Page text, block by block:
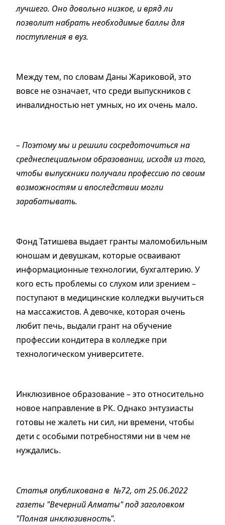
лучшего. Оно довольно низкое, и вряд ли
позволит набрать необходимые баллы для
поступления в вуз.
Между тем, по словам Даны Жариковой, это
вовсе не означает, что среди выпускников с
инвалидностью нет умных, но их очень мало.
– Поэтому мы и решили сосредоточиться на
среднеспециальном образовании, исходя из того,
чтобы выпускники получали профессию по своим
возможностям и впоследствии могли
зарабатывать.
Фонд Татишева выдает гранты маломобильным
юношам и девушкам, которые осваивают
информационные технологии, бухгалтерию. У
кого есть проблемы со слухом или зрением –
поступают в медицинские колледжи выучиться
на массажистов. А девочке, которая очень
любит печь, выдали грант на обучение
профессии кондитера в колледже при
технологическом университете.
Инклюзивное образование – это относительно
новое направление в РК. Однако энтузиасты
готовы не жалеть ни сил, ни времени, чтобы
дети с особыми потребностями ни в чем не
нуждались.
Статья опубликована в №72, от 25.06.2022
газеты "Вечерний Алматы" под заголовком
"Полная инклюзивность".